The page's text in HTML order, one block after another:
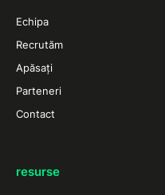
Echipa
Recrutăm
Apăsați
Parteneri
Contact
resurse